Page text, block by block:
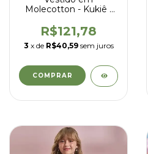
Molecotton - Kukiê -
R$121,78
3 x de R$40,59 sem juros
COMPRAR